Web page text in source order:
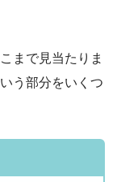
まで見当たりま
う部分をいくつ